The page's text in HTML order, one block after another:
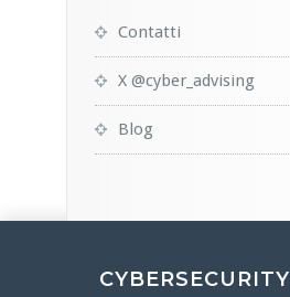
Contatti
X @cyber_advising
Blog
CYBERSECURITY